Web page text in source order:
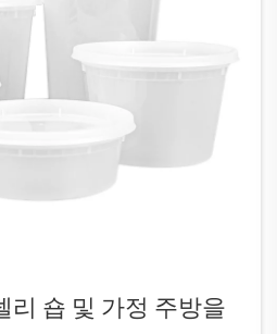
리 숍 및 가정 주방을